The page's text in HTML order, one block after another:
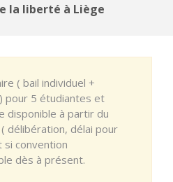
la liberté à Liège
( bail individuel +
pour 5 étudiantes et
disponible à partir du
délibération, délai pour
si convention
dès à présent.